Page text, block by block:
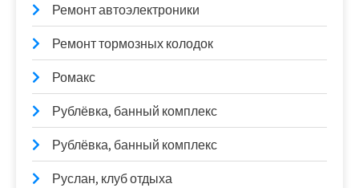
Ремонт автоэлектроники
Ремонт тормозных колодок
Ромакс
Рублёвка, банный комплекс
Рублёвка, банный комплекс
Руслан, клуб отдыха